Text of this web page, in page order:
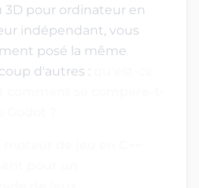
3D pour ordinateur en
indépendant, vous
posé la même
d'autres :